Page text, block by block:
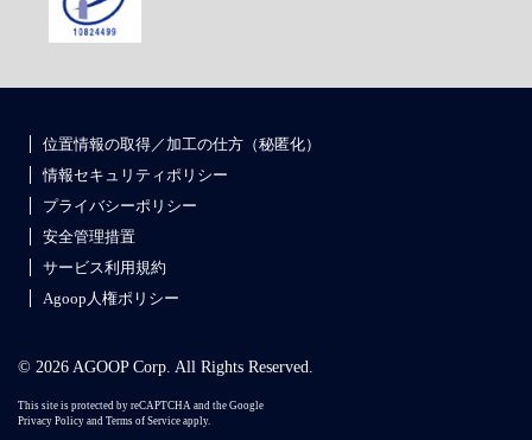
位置情報の取得／加工の仕方（秘匿化）
情報セキュリティポリシー
プライバシーポリシー
安全管理措置
サービス利用規約
Agoop人権ポリシー
© 2026 AGOOP Corp. All Rights Reserved.
This site is protected by reCAPTCHA and the Google
Privacy Policy and Terms of Service apply.